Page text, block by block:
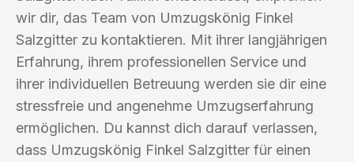
wir dir, das Team von Umzugskönig Finkel
Salzgitter zu kontaktieren. Mit ihrer langjährigen
Erfahrung, ihrem professionellen Service und
ihrer individuellen Betreuung werden sie dir eine
stressfreie und angenehme Umzugserfahrung
ermöglichen. Du kannst dich darauf verlassen,
dass Umzugskönig Finkel Salzgitter für einen